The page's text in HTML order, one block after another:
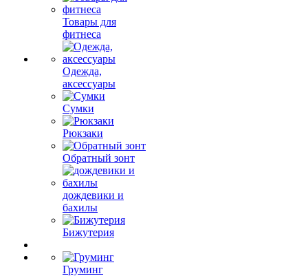
Товары для
фитнеса
Одежда,
аксессуары
Сумки
Рюкзаки
Обратный зонт
дождевики и
бахилы
Бижутерия
Груминг